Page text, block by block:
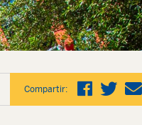
Compartir: